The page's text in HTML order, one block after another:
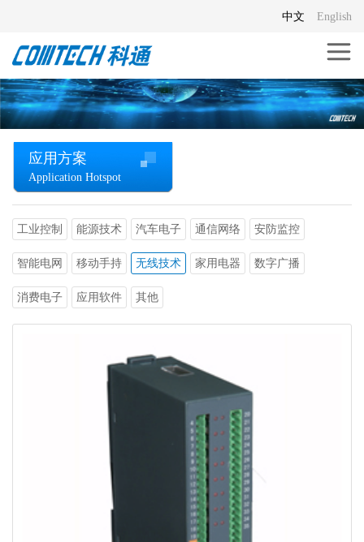
English
中文
应用方案
Application Hotspot
工业控制 能源技术 汽车电子 通信网络 安防监控
智能电网 移动手持 无线技术 家用电器 数字广播
消费电子 应用软件 其他